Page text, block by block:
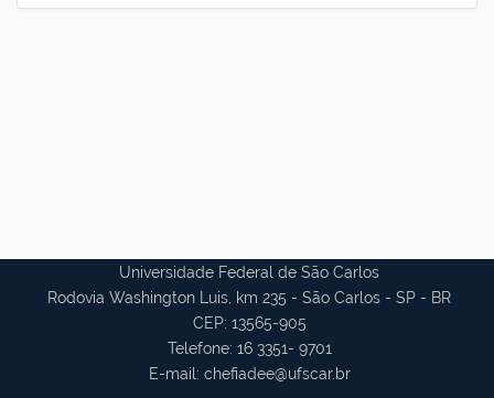
Universidade Federal de São Carlos
Rodovia Washington Luis, km 235 - São Carlos - SP - BR
CEP: 13565-905
Telefone: 16 3351- 9701
E-mail: chefiadee@ufscar.br